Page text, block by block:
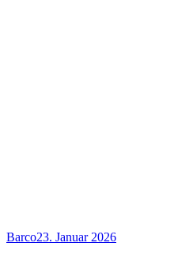
Barco23. Januar 2026